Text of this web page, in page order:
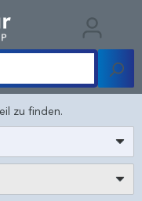
zu finden.